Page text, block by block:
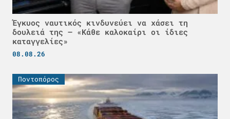
Έγκυος ναυτικός κινδυνεύει να χάσει τη
δουλειά της – «Κάθε καλοκαίρι οι ίδιες
καταγγελίες»
08.08.26
Ποντοπόρος